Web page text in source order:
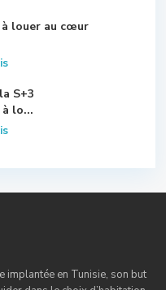
à louer au cœur
S+3
lo...
implantée en Tunisie, son but